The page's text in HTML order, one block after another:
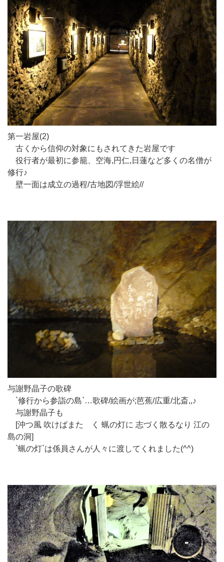
第一岩屋(2)
古くから信仰の対象にもされてきた岩屋です
役行者が最初に参籠、空海,円仁,日蓮など多くの名僧が
修行♪
壁一面は成立の過程/古地図/浮世絵//
与謝野晶子の歌碑
`修行から参詣の島`…歌碑/絵画が;芭蕉/広重/北斎,,♪
与謝野晶子も
[沖つ風 吹けばまたゝく 蝋の灯に 志づく散るなり 江の
島の洞]
`蝋の灯`は係員さんが人々に渡してくれました(^^)